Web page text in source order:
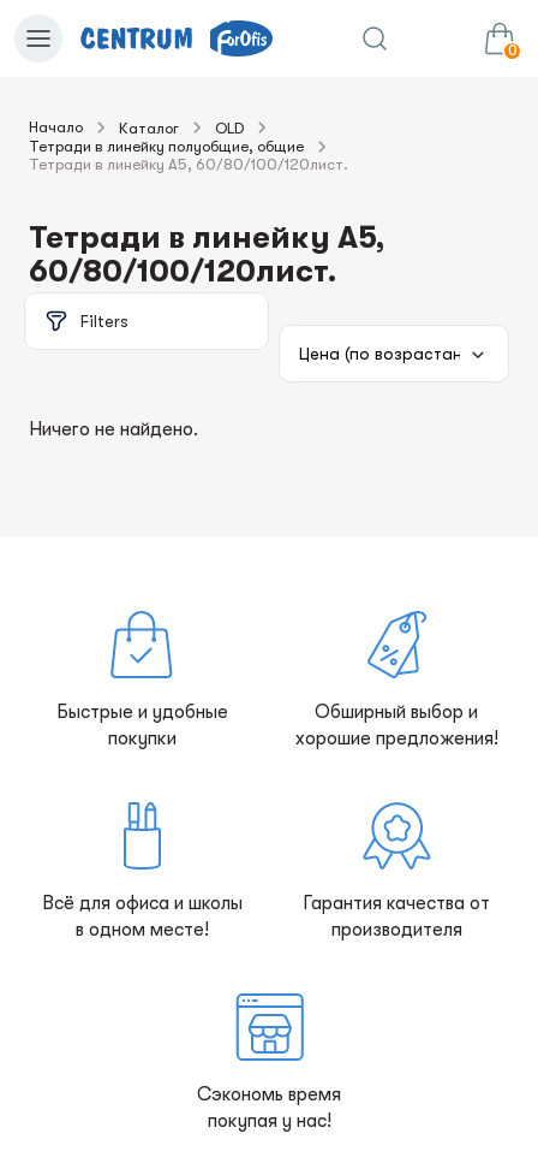
0
в корзину
Начало Каталог
OLD
Тетради в линейку полуобщие, общие
Тетради в линейку А5, 60/80/100/120лист.
Тетради в линейку А5,
60/80/100/120лист.
Filters
Ничего не найдено.
Быстрые и удобные
покупки
Обширный выбор и
хорошие предложения!
Всё для офиса и школы
в одном месте!
Гарантия качества от
производителя
Сэкономь время
покупая у нас!